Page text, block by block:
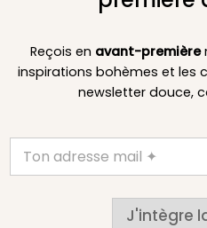
Reçois en avant-première
inspirations bohèmes et les
newsletter douce,
J'intègre